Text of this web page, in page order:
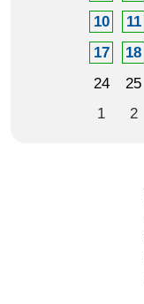
10
11
17
18
24
25
1
2